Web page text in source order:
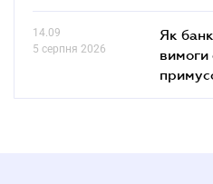
14.09
5 серпня 2026
Як
вимоги